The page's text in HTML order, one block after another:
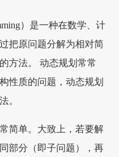
）是一种在数学、计
把原问题分解为相对简
方法。 动态规划常常
性质的问题，动态规划
。
简单。大致上，若要解
部分（即子问题），再